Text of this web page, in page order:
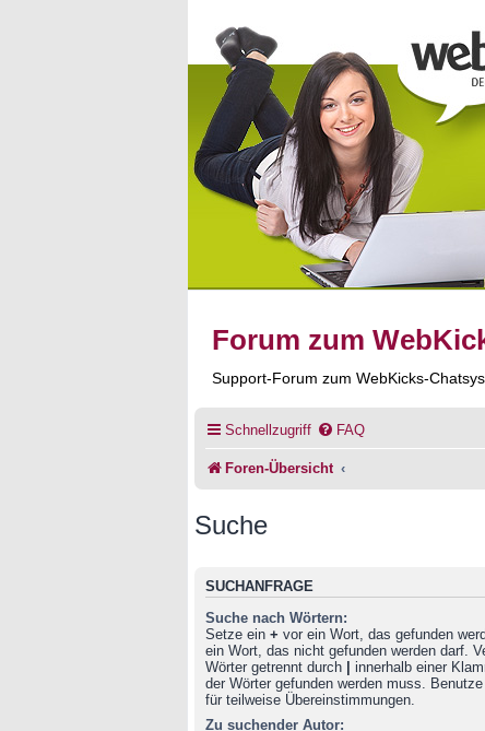
Forum zum
Support-Forum zum WebKicks-
Schnellzugriff FAQ
Foren-Übersicht
Suche
SUCHANFRAGE
Suche nach Wörtern:
Setze ein + vor ein Wort, das gefunden
ein Wort, das nicht gefunden werden darf.
Wörter getrennt durch
innerhalb einer
der Wörter gefunden werden muss.
für teilweise Übereinstimmungen.
Zu suchender Autor: